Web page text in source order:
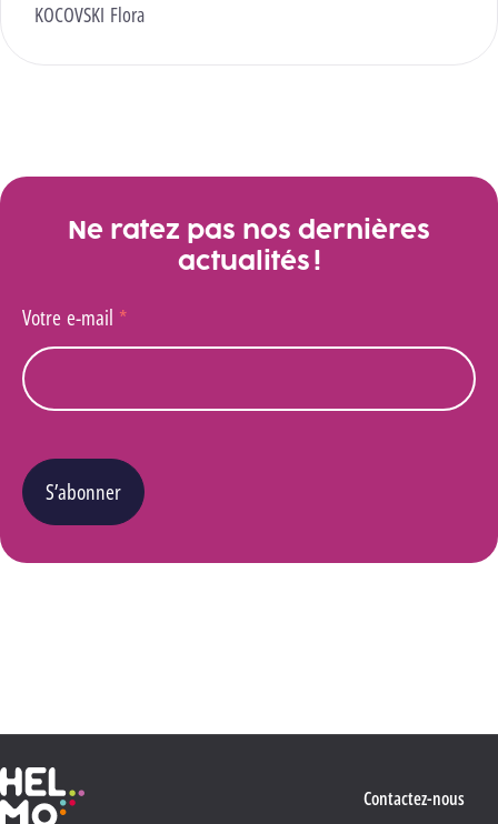
KOCOVSKI Flora
Ne ratez pas nos dernières
actualités !
Votre e-mail *
S’abonner
Haute École Libre Mosane
Contactez-nous